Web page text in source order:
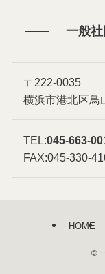
一般
〒222-0035
横浜市港北区鳥
TEL:045-663-
FAX:045-330-
HOME
©